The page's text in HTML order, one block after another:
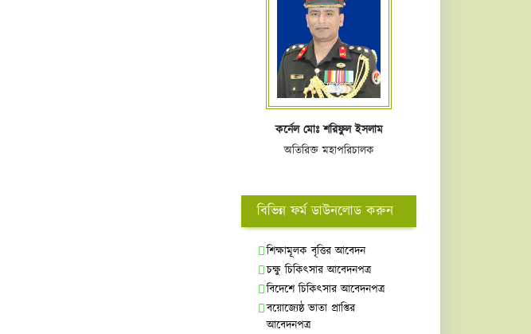
কর্নেল মোঃ শরিফুল ইসলাম
অতিরিক্ত মহাপরিচালক
বিভিন্ন ফর্ম ডাউনলোড করুন
শিক্ষামূলক বৃত্তির আবেদন
চক্ষু চিকিৎসার আবেদনপত্র
বিদেশে চিকিৎসার আবেদনপত্র
বয়োজ্যেষ্ঠ ভাতা প্রাপ্তির
আবেদনপত্র